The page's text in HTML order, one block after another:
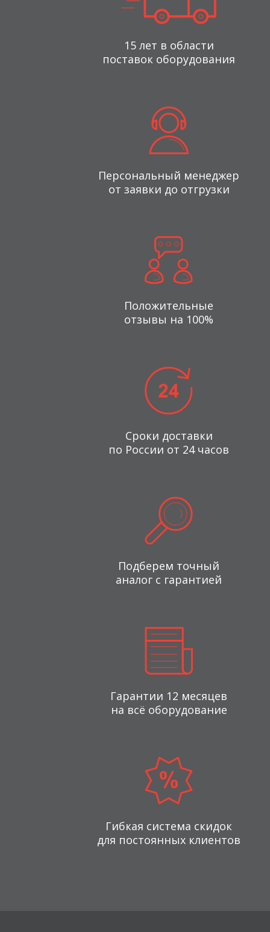
15 лет в области
поставок оборудования
Персональный менеджер
от заявки до отгрузки
Положительные
отзывы на 100%
Сроки доставки
по России от 24 часов
Подберем точный
аналог с гарантией
Гарантии 12 месяцев
на всё оборудование
Гибкая система скидок
для постоянных клиентов